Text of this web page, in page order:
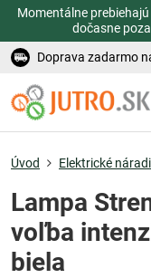
Momentálne
dočasne
Doprava zadarmo
Úvod Elektrické
Lampa
voľba
biela